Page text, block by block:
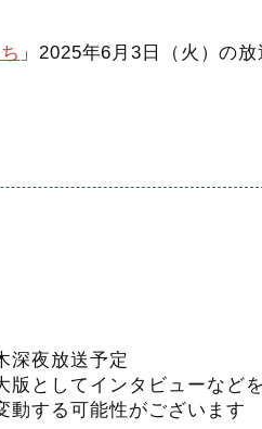
」2025年6月3日（火）の
深夜放送予定
版としてインタビューなど
動する可能性がございます